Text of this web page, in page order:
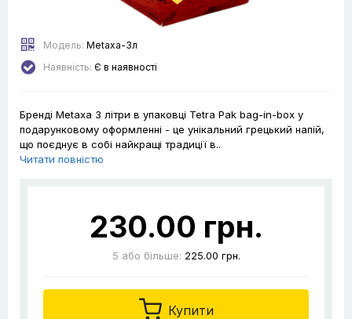
Модель: Metaxa-3л
Наявність: Є в наявності
Бренді Metaxa 3 літри в упаковці Tetra Pak bag-in-box у
подарунковому оформленні - це унікальний грецький напій,
що поєднує в собі найкращі традиції в..
Читати повністю
230.00 грн.
5 або більше: 225.00 грн.
Купити